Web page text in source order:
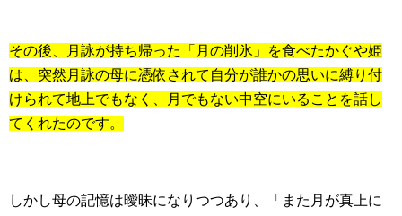
その後、月詠が持ち帰った「月の削氷」を食べたかぐや姫
は、突然月詠の母に憑依されて自分が誰かの思いに縛り付
けられて地上でもなく、月でもない中空にいることを話し
てくれたのです。
しかし母の記憶は曖昧になりつつあり、「また月が真上に